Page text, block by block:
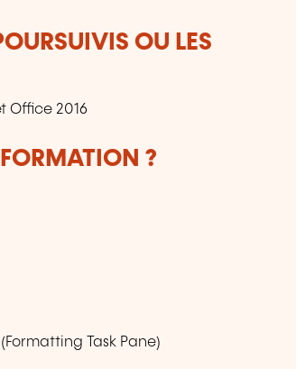
OU LES
Office 2016
?
Task Pane)